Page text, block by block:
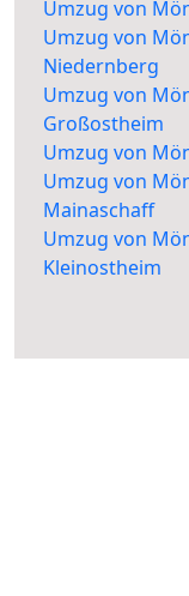
Umzug von
Umzug von
Niedernberg
Umzug von
Großostheim
Umzug von
Umzug von
Mainaschaff
Umzug von
Kleinostheim